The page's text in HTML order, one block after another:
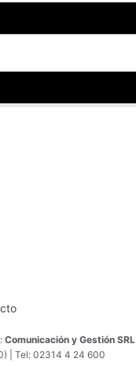
Comunicación y Gestión SRL
| Tel: 02314 4 24 600